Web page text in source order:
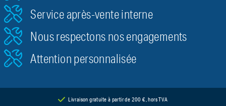
Service après-vente interne
Nous respectons nos engagements
Attention personnalisée
Livraison gratuite à partir de 200 €, hors TVA